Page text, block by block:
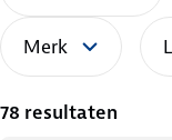
Merk
78 resultaten